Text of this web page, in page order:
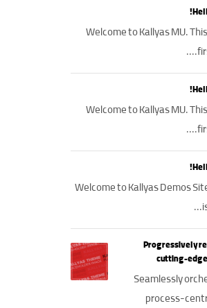
Welcome to Kallyas MU.
Welcome to Kallyas MU.
Welcome to Kallyas Demos
Progressively
cutting-
Seamlessly
process-